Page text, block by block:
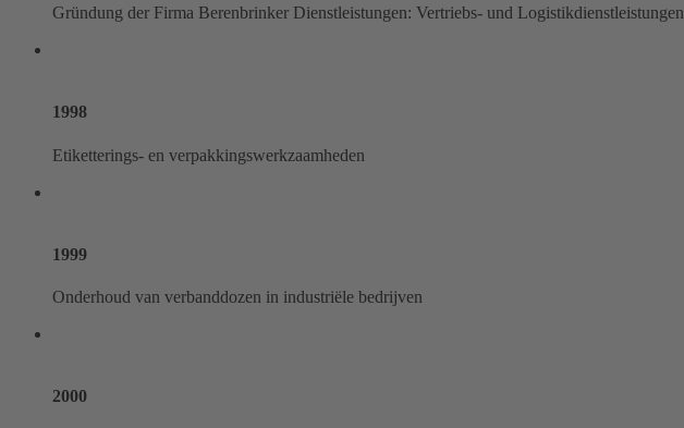
Gründung der Firma Berenbrinker Dienstleistungen: Vertriebs- und
1998
Etiketterings- en verpakkingswerkzaamheden
1999
Onderhoud van verbanddozen in industriële bedrijven
2000